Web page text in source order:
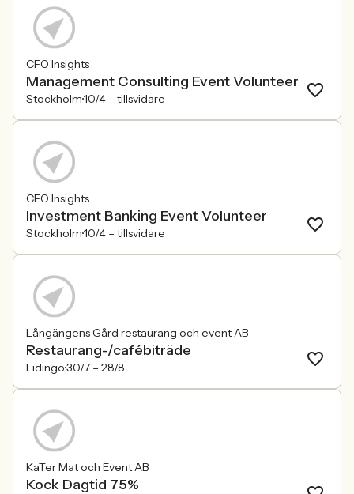
CFO Insights
Management Consulting Event Volunteer
Stockholm10/4 – tillsvidare
CFO Insights
Investment Banking Event Volunteer
Stockholm10/4 – tillsvidare
Långängens Gård restaurang och event AB
Restaurang-/cafébiträde
Lidingö30/7 – 28/8
KaTer Mat och Event AB
Kock Dagtid 75%